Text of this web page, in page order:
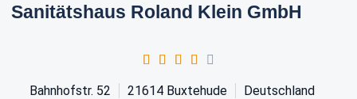
Sanitätshaus Roland Klein GmbH
Bahnhofstr. 52 21614 Buxtehude Deutschland